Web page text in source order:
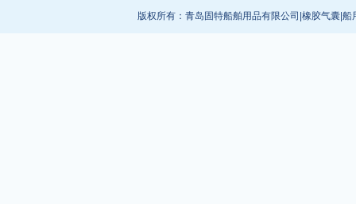
版权所有： 青岛固特船舶用品有限公司 橡胶气囊 船